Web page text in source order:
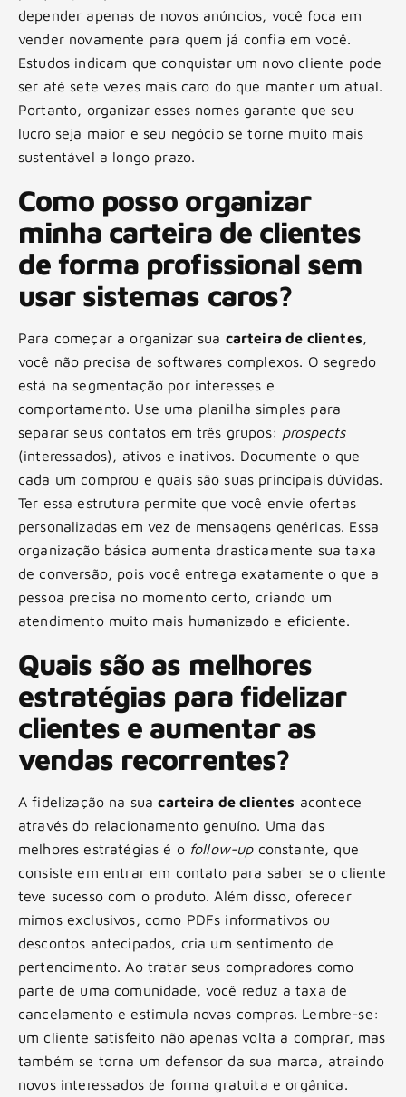
depender apenas de novos anúncios, você foca em
vender novamente para quem já confia em você.
Estudos indicam que conquistar um novo cliente pode
ser até sete vezes mais caro do que manter um atual.
Portanto, organizar esses nomes garante que seu
lucro seja maior e seu negócio se torne muito mais
sustentável a longo prazo.
Como posso organizar
minha carteira de clientes
de forma profissional sem
usar sistemas caros?
Para começar a organizar sua carteira de clientes,
você não precisa de softwares complexos. O segredo
está na segmentação por interesses e
comportamento. Use uma planilha simples para
separar seus contatos em três grupos: prospects
(interessados), ativos e inativos. Documente o que
cada um comprou e quais são suas principais dúvidas.
Ter essa estrutura permite que você envie ofertas
personalizadas em vez de mensagens genéricas. Essa
organização básica aumenta drasticamente sua taxa
de conversão, pois você entrega exatamente o que a
pessoa precisa no momento certo, criando um
atendimento muito mais humanizado e eficiente.
Quais são as melhores
estratégias para fidelizar
clientes e aumentar as
vendas recorrentes?
A fidelização na suacarteira de clientes acontece
através do relacionamento genuíno. Uma das
melhores estratégias é o follow-upconstante, que
consiste em entrar em contato para saber se o cliente
teve sucesso com o produto. Além disso, oferecer
mimos exclusivos, como PDFs informativos ou
descontos antecipados, cria um sentimento de
pertencimento. Ao tratar seus compradores como
parte de uma comunidade, você reduz a taxa de
cancelamento e estimula novas compras. Lembre-se:
um cliente satisfeito não apenas volta a comprar, mas
também se torna um defensor da sua marca, atraindo
novos interessados de forma gratuita e orgânica.